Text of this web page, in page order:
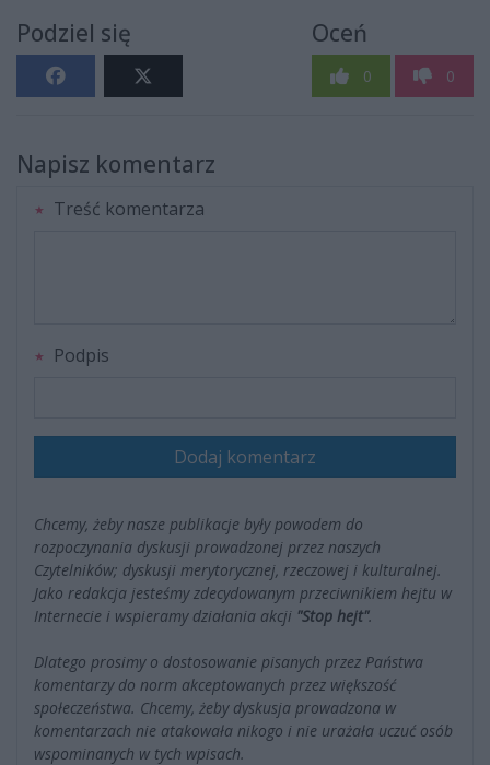
Podziel się Oceń
0 0
Napisz komentarz
Treść komentarza
Podpis
Dodaj komentarz
Chcemy, żeby nasze publikacje były powodem do
rozpoczynania dyskusji prowadzonej przez naszych
Czytelników; dyskusji merytorycznej, rzeczowej i kulturalnej.
Jako redakcja jesteśmy zdecydowanym przeciwnikiem hejtu w
Internecie i wspieramy działania akcji "Stop hejt".
Dlatego prosimy o dostosowanie pisanych przez Państwa
komentarzy do norm akceptowanych przez większość
społeczeństwa. Chcemy, żeby dyskusja prowadzona w
komentarzach nie atakowała nikogo i nie urażała uczuć osób
wspominanych w tych wpisach.